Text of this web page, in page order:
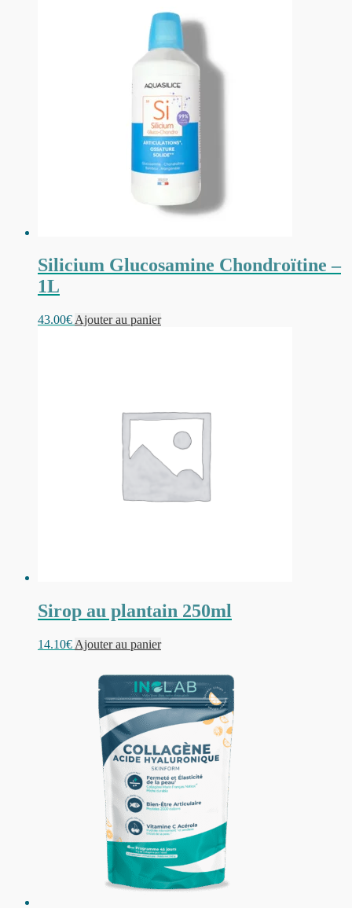
Silicium Glucosamine Chondroïtine –
1L
43.00€ Ajouter au panier
Sirop au plantain 250ml
14.10€ Ajouter au panier